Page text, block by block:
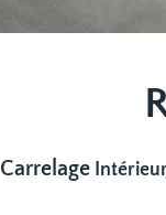
Carrelage